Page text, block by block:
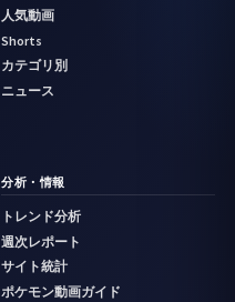
人気動画
Shorts
カテゴリ別
ニュース
分析・情報
トレンド分析
週次レポート
サイト統計
ポケモン動画ガイド